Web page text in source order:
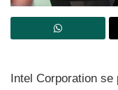
Intel Corporation